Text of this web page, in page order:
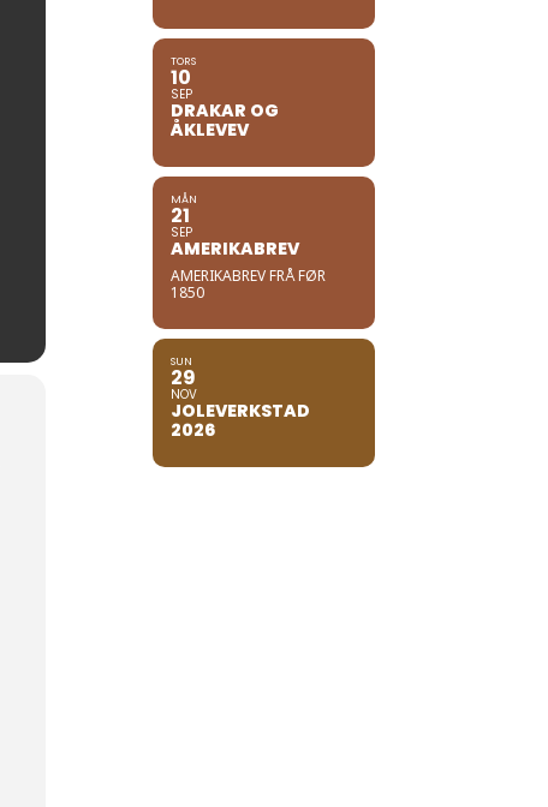
TORS
10
SEP
DRAKAR OG
ÅKLEVEV
MÅN
21
SEP
AMERIKABREV
AMERIKABREV FRÅ FØR
1850
SUN
29
NOV
JOLEVERKSTAD
2026